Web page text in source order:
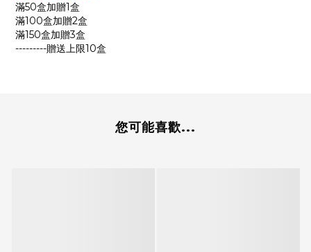
滿50盒加贈1盒
滿100盒加贈2盒
滿150盒加贈3盒
---------贈送上限10盒
您可能喜歡...